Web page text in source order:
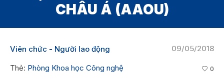
CHÂU Á (AAOU)
09/05/2018
Viên chức - Người lao động
Thẻ: Phòng Khoa học Công nghệ 0